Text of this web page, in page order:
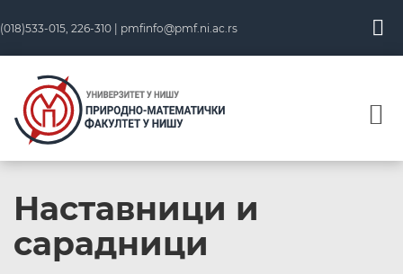
(018)533-015, 226-310 | pmfinfo@pmf.ni.ac.rs
Наставници и
сарадници